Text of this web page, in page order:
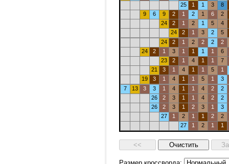
25
1 1 3
8
9
6 9 2 1 2 1 6
2
24
2 1 2 1 5
4
24
2 1 3 2
5
24
2 1 2 2 2
2
24
2 1 3 1 1 1 1
6
23
2 1 4 1 1
7
21
3 1 4 1 1 5
1
19
3 1 4 1 1 5 1
3
7
13 3 3 1 4 1 1 4 2
2
26
2 3 1 1 4 2
2
26
2 3 1 2 3 1
3
27
1 2 1 1 2
2
27
1 2 1 1